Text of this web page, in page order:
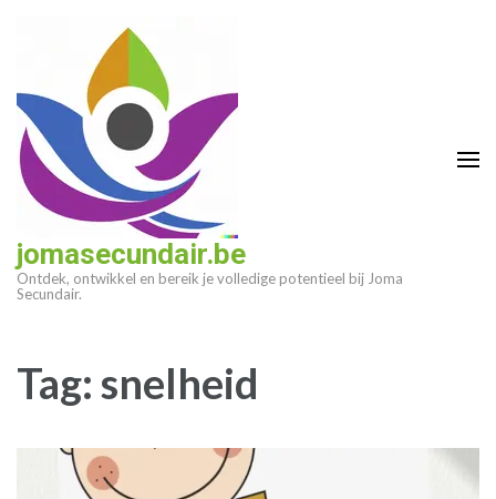
(druk
enter)
jomasecundair.be
Ontdek, ontwikkel en bereik je volledige potentieel bij Joma
Secundair.
Tag:snelheid